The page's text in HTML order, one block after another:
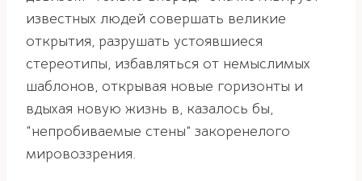
известных людей совершать великие
открытия, разрушать устоявшиеся
стереотипы, избавляться от немыслимых
шаблонов, открывая новые горизонты и
вдыхая новую жизнь в, казалось бы,
“непробиваемые стены” закоренелого
мировоззрения.